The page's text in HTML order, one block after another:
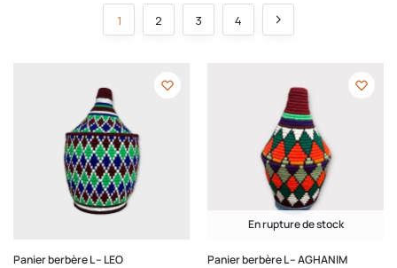
1 2 3 4
Panier berbère L – LEO
En rupture de stock
Panier berbère L – AGHANIM